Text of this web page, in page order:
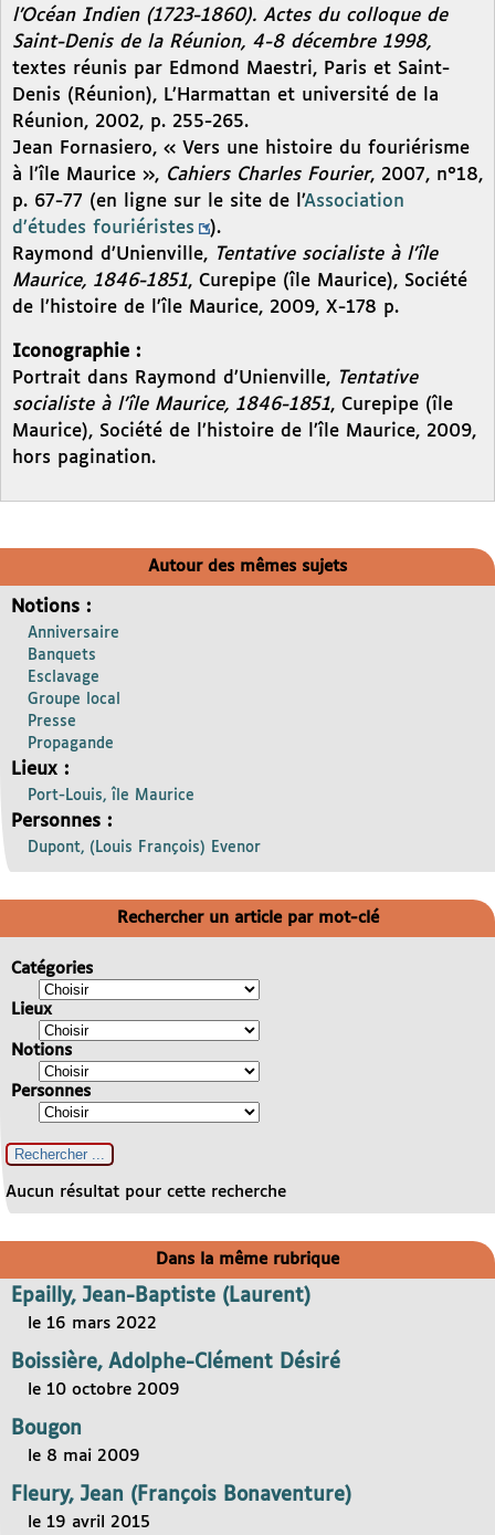
l’Océan Indien (1723-1860). Actes du colloque de
Saint-Denis de la Réunion, 4-8 décembre 1998,
textes réunis par Edmond Maestri, Paris et Saint-
Denis (Réunion), L’Harmattan et université de la
Réunion, 2002, p. 255-265.
Jean Fornasiero, « Vers une histoire du fouriérisme
à l’île Maurice », Cahiers Charles Fourier, 2007, n°18,
p. 67-77 (en ligne sur le site de l’Association
d’études fouriéristes
).
Raymond d’Unienville, Tentative socialiste à l’île
Maurice, 1846-1851, Curepipe (île Maurice), Société
de l’histoire de l’île Maurice, 2009, X-178 p.
Iconographie :
Portrait dans Raymond d’Unienville, Tentative
socialiste à l’île Maurice, 1846-1851, Curepipe (île
Maurice), Société de l’histoire de l’île Maurice, 2009,
hors pagination.
Autour des mêmes sujets
Notions :
Anniversaire
Banquets
Esclavage
Groupe local
Presse
Propagande
Lieux :
Port-Louis, île Maurice
Personnes :
Dupont, (Louis François) Evenor
Rechercher un article par mot-clé
Catégories
Lieux
Notions
Personnes
Aucun résultat pour cette recherche
Dans la même rubrique
Epailly, Jean-Baptiste (Laurent)
le 16 mars 2022
Boissière, Adolphe-Clément Désiré
le 10 octobre 2009
Bougon
le 8 mai 2009
Fleury, Jean (François Bonaventure)
le 19 avril 2015